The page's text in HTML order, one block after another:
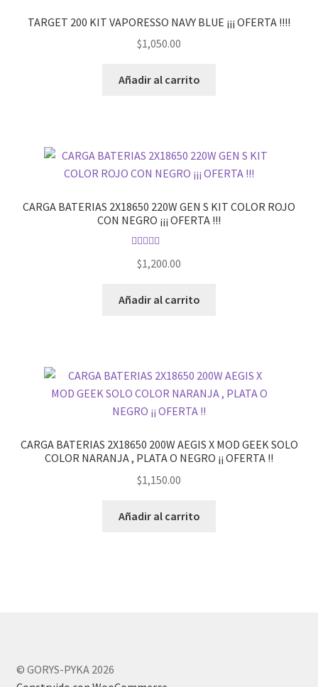
TARGET 200 KIT VAPORESSO NAVY BLUE ¡¡¡ OFERTA !!!!
$1,050.00
Añadir al carrito
CARGA BATERIAS 2X18650 220W GEN S KIT COLOR ROJO
CON NEGRO ¡¡¡ OFERTA !!!
5.00
$1,200.00
Añadir al carrito
CARGA BATERIAS 2X18650 200W AEGIS X MOD GEEK SOLO
COLOR NARANJA , PLATA O NEGRO ¡¡ OFERTA !!
$1,150.00
Añadir al carrito
© GORYS-PYKA 2026